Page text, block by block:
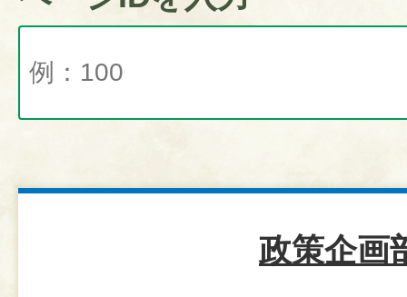
政策企画